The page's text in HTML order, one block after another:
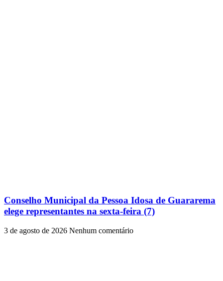
Conselho Municipal da Pessoa Idosa de Guararema
elege representantes na sexta-feira (7)
3 de agosto de 2026 Nenhum comentário